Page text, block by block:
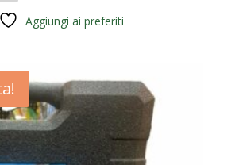
€.457,00 €.
Aggiungi ai preferiti